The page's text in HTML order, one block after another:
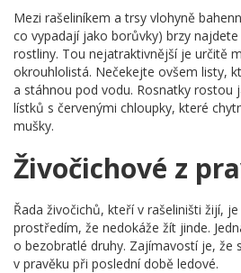
Mezi rašeliníkem a trsy vlohyně
co vypadají jako borůvky) brzy
rostliny. Tou nejatraktivnější je určitě
okrouhlolistá. Nečekejte ovšem listy,
a stáhnou pod vodu. Rosnatky rostou
lístků s červenými chloupky, které
mušky.
Živočichové z
Řada živočichů, kteří v rašeliništi žijí,
prostředím, že nedokáže žít jinde.
o bezobratlé druhy. Zajímavostí je, že
v pravěku při poslední době ledové.